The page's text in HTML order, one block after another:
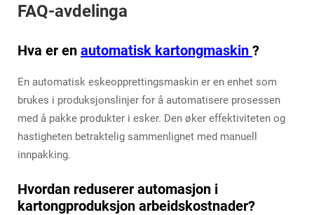
FAQ-avdelinga
Hva er en automatisk kartongmaskin ?
En automatisk eskeopprettingsmaskin er en enhet som
brukes i produksjonslinjer for å automatisere prosessen
med å pakke produkter i esker. Den øker effektiviteten og
hastigheten betraktelig sammenlignet med manuell
innpakking.
Hvordan reduserer automasjon i
kartongproduksjon arbeidskostnader?